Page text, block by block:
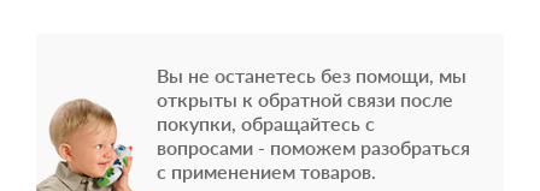
Вы не останетесь без помощи, мы
открыты к обратной связи после
покупки, обращайтесь с
вопросами - поможем разобраться
с применением товаров.